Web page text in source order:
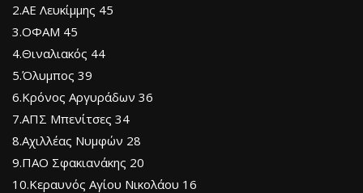
2.ΑΕ Λευκίμμης 45
3.ΟΦΑΜ 45
4.Θιναλιακός 44
5.Όλυμπος 39
6.Κρόνος Αργυράδων 36
7.ΑΠΣ Μπενίτσες 34
8.Αχιλλέας Νυμφών 28
9.ΠΑΟ Σφακιανάκης 20
10.Κεραυνός Αγίου Νικολάου 16